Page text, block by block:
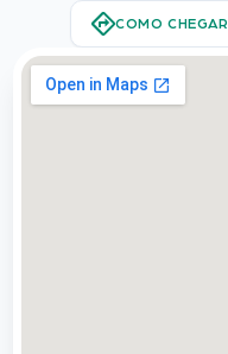
COMO CHEGAR